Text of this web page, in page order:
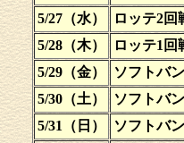
5/27（水）
ロッテ2回
5/28（木）
ロッテ1回
5/29（金）
ソフトバ
5/30（土）
ソフトバ
5/31（日）
ソフトバ